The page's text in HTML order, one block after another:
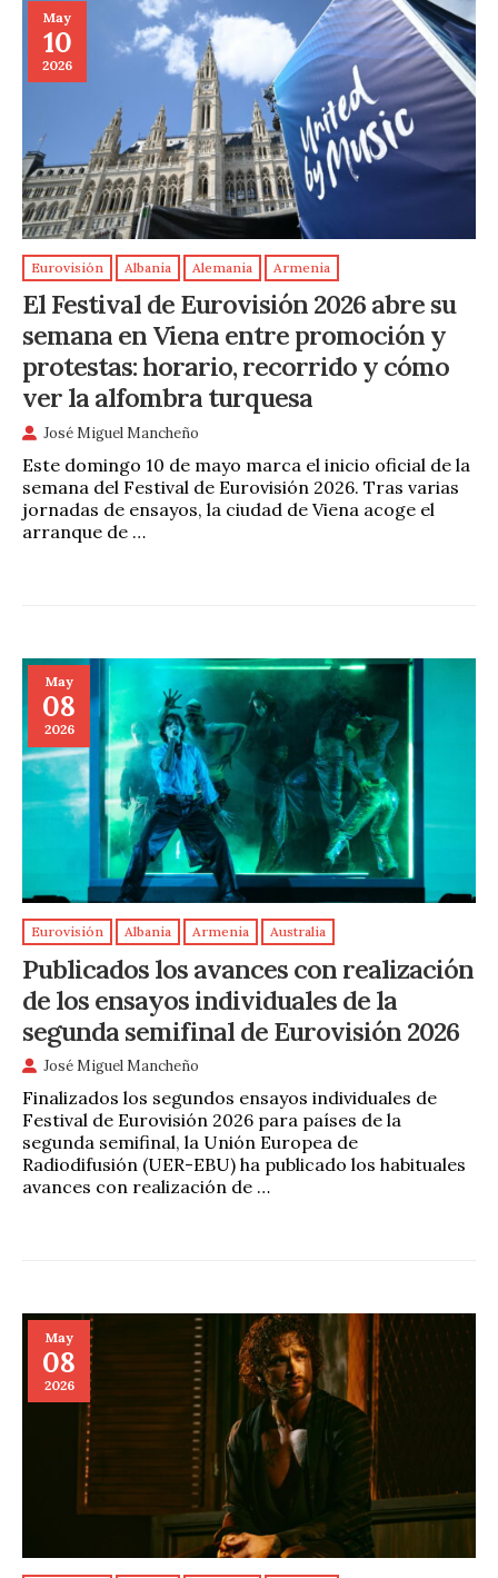
May
10
2026
Eurovisión Albania Alemania Armenia
El Festival de Eurovisión 2026 abre su
semana en Viena entre promoción y
protestas: horario, recorrido y cómo
ver la alfombra turquesa
José Miguel Mancheño
Este domingo 10 de mayo marca el inicio oficial de la
semana del Festival de Eurovisión 2026. Tras varias
jornadas de ensayos, la ciudad de Viena acoge el
arranque de …
May
08
2026
Eurovisión Albania Armenia Australia
Publicados los avances con realización
de los ensayos individuales de la
segunda semifinal de Eurovisión 2026
José Miguel Mancheño
Finalizados los segundos ensayos individuales de
Festival de Eurovisión 2026 para países de la
segunda semifinal, la Unión Europea de
Radiodifusión (UER-EBU) ha publicado los habituales
avances con realización de …
May
08
2026